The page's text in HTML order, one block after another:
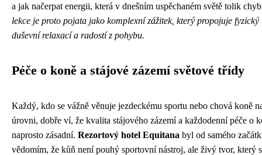
a jak načerpat energii, která v dnešním uspěchaném světě tolik
lekce je proto pojata jako komplexní zážitek, který propojuje fyzický
duševní relaxací a radostí z pohybu.
Péče o koně a stájové zázemí světové třídy
Každý, kdo se vážně věnuje jezdeckému sportu nebo chová koně
úrovni, dobře ví, že kvalita stájového zázemí a každodenní péče o
naprosto zásadní. Rezortový hotel Equitana byl od samého
vědomím, že kůň není pouhý sportovní nástroj, ale živý tvor, který